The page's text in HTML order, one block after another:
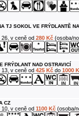
TJ SOKOL VE FRÝDLANTĚ
v ceně od 280 Kč(osoba/
FRÝDLANT NAD OSTRAVICÍ
v ceně od 425 Kčdo 1000
CZ
v ceně od 1100 Kč(osoba/